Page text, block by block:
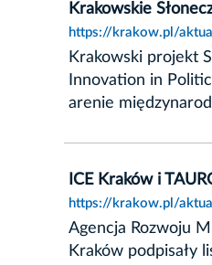
Krakowskie
https://krakow.pl/
Krakowski projekt
Innovation in
arenie
ICE Kraków i
https://krakow.pl/
Agencja Rozwoju
Kraków podpisały